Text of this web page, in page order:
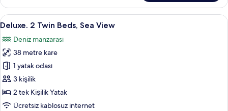
tüm
fotoğrafları
Oda,
Çift
Yatak,
Balkon,
Deniz
Manzaralı
hakkında
daha
fazla
detay
Deluxe.
2
Twin
Beds,
Sea
View
için
tüm
Deluxe. 2 Twin Beds, Sea View |
16
Deluxe. 2 Twin Beds, Sea View
Deniz manzarası
38 metre kare
1 yatak odası
3 kişilik
2 tek Kişilik Yatak
Ücretsiz kablosuz internet